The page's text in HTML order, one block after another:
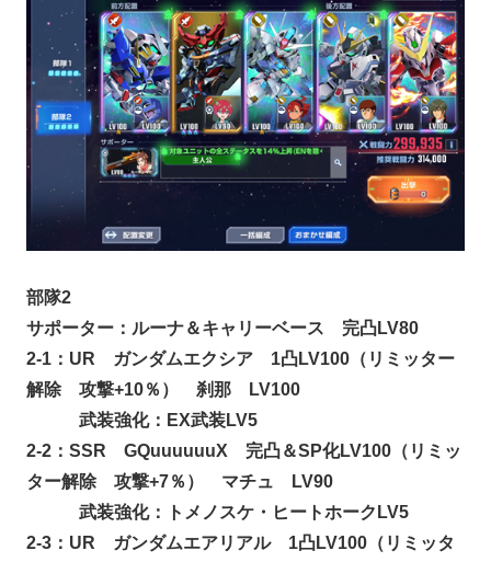
部隊2
サポーター：ルーナ＆キャリーベース 完凸LV80
2-1：UR ガンダムエクシア 1凸LV100（リミッター
解除 攻撃+10％） 刹那 LV100
武装強化：EX武装LV5
2-2：SSR GQuuuuuuX 完凸＆SP化LV100（リミッ
ター解除 攻撃+7％） マチュ LV90
武装強化：トメノスケ・ヒートホークLV5
2-3：UR ガンダムエアリアル 1凸LV100（リミッタ